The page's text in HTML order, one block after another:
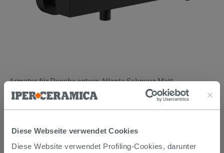
Diese Webseite verwendet Cookies
Diese Website verwendet Profiling-Cookies, darunter
Armatur für Dusche extern Atlanta Schwarz Matt
PROMO